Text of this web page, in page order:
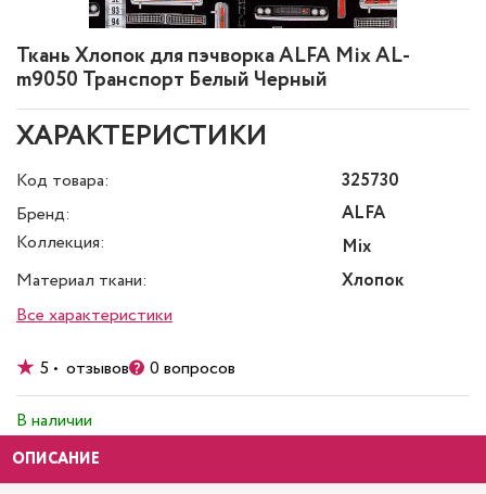
Ткань Хлопок для пэчворка ALFA Mix AL-
m9050 Транспорт Белый Черный
ХАРАКТЕРИСТИКИ
Код товара:
325730
Бренд:
ALFA
Коллекция:
Mix
Материал ткани:
Хлопок
Все характеристики
5 • отзывов 0 вопросов
В наличии
ОПИСАНИЕ